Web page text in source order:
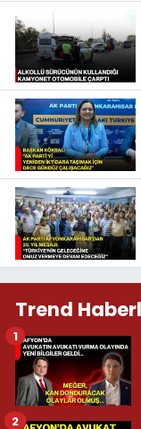
Trend
1
2